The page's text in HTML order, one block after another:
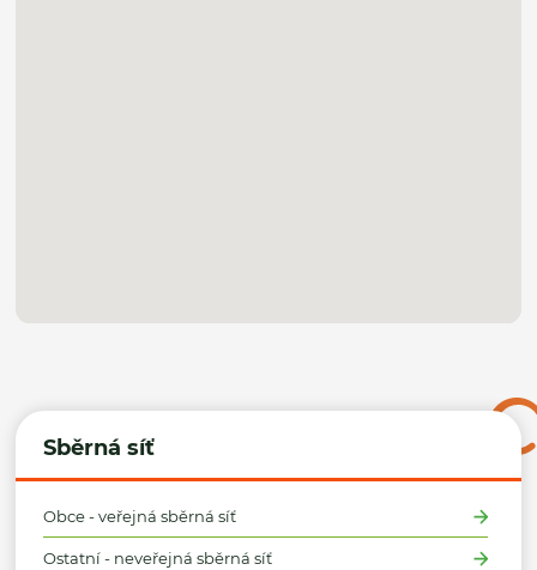
Sběrná síť
Obce - veřejná sběrná síť
Ostatní - neveřejná sběrná síť